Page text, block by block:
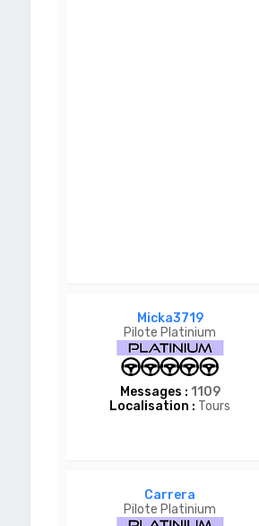
Micka3719
Pilote Platinium
Messages : 1109
Localisation : Tours
Carrera
Pilote Platinium